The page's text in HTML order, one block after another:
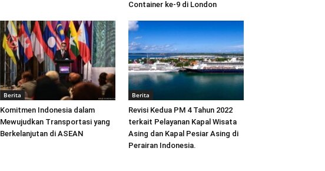
Container ke-9 di London
Berita
Komitmen Indonesia dalam
Mewujudkan Transportasi yang
Berkelanjutan di ASEAN
Berita
Revisi Kedua PM 4 Tahun 2022
terkait Pelayanan Kapal Wisata
Asing dan Kapal Pesiar Asing di
Perairan Indonesia.